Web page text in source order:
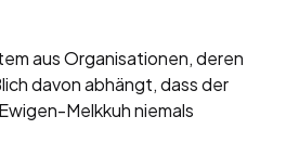
aus Organisationen, deren
davon abhängt, dass der
Melkkuh niemals